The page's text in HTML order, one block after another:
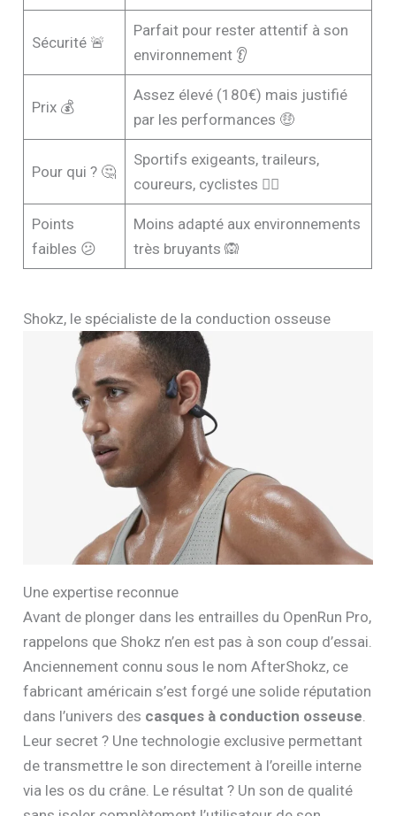
Sécurité 🚨
Parfait pour rester attentif à son
environnement 👂
Prix 💰
Assez élevé (180€) mais justifié
par les performances 🤑
Pour qui ? 🤔
Sportifs exigeants, traileurs,
coureurs, cyclistes 🚴‍♂️
Points
faibles 😕
Moins adapté aux environnements
très bruyants 🙉
Shokz, le spécialiste de la conduction osseuse
Une expertise reconnue
Avant de plonger dans les entrailles du OpenRun Pro,
rappelons que Shokz n’en est pas à son coup d’essai.
Anciennement connu sous le nom AfterShokz, ce
fabricant américain s’est forgé une solide réputation
dans l’univers des casques à conduction osseuse
Leur secret ? Une technologie exclusive permettant
de transmettre le son directement à l’oreille interne
via les os du crâne. Le résultat ? Un son de qualité